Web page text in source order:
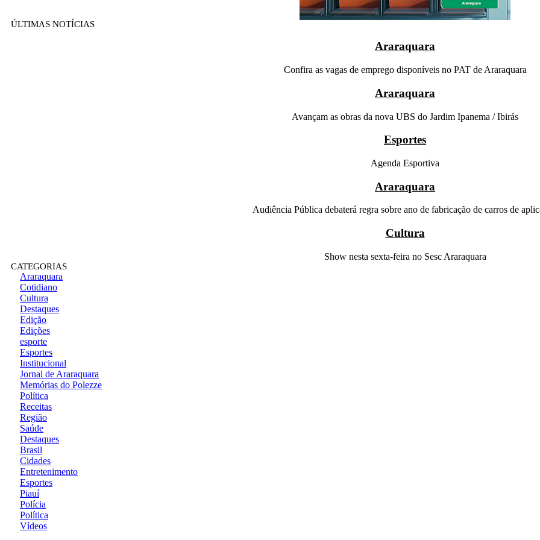
ÚLTIMAS NOTÍCIAS
Araraquara
Confira as vagas de emprego disponíveis no PAT de Araraquara
Araraquara
Avançam as obras da nova UBS do Jardim Ipanema / Ibirás
Esportes
Agenda Esportiva
Araraquara
Audiência Pública debaterá regra sobre ano de fabricação de carros de
Cultura
Show nesta sexta-feira no Sesc Araraquara
CATEGORIAS
Araraquara
Cotidiano
Cultura
Destaques
Edição
Edições
esporte
Esportes
Institucional
Jornal de Araraquara
Memórias do Polezze
Política
Receitas
Região
Saúde
Destaques
Brasil
Cidades
Entretenimento
Esportes
Piauí
Polícia
Política
Vídeos